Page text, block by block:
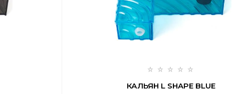
КАЛЬЯН L SHAPE BLUE